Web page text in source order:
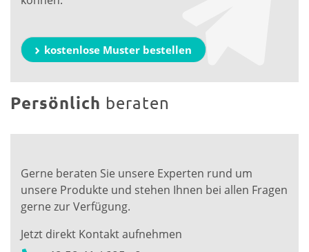
kostenlose Muster bestellen
Persönlich beraten
Gerne beraten Sie unsere Experten rund um
unsere Produkte und stehen Ihnen bei allen Fragen
gerne zur Verfügung.
Jetzt direkt Kontakt aufnehmen